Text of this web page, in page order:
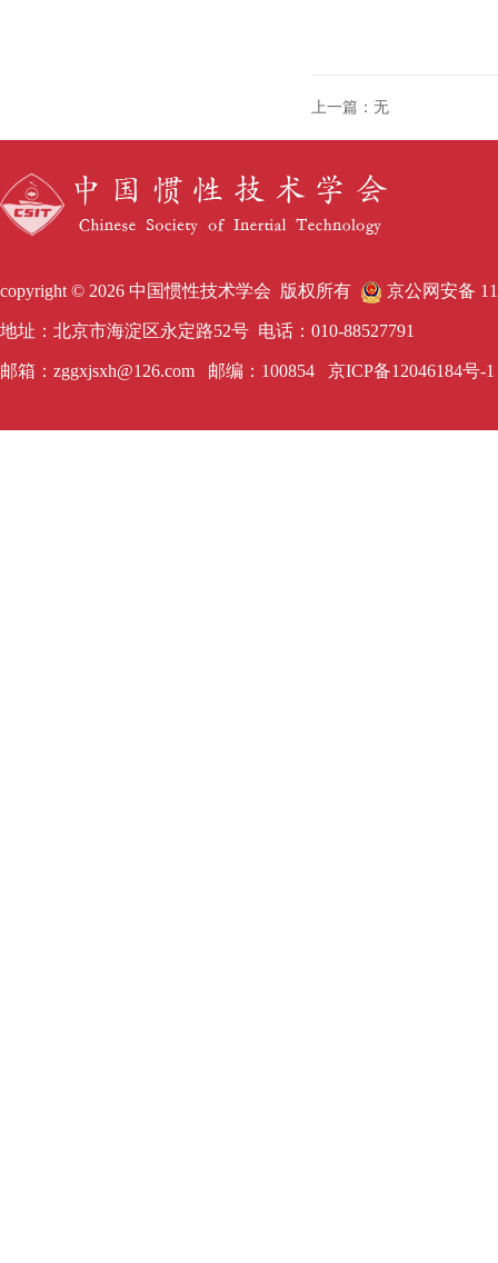
上一篇：无
copyright © 2026 中国惯性技术学会 版权所有 京公网安备
地址：北京市海淀区永定路52号 电话：010-88527791
邮箱：zggxjsxh@126.com 邮编：100854 京ICP备12046184号-1